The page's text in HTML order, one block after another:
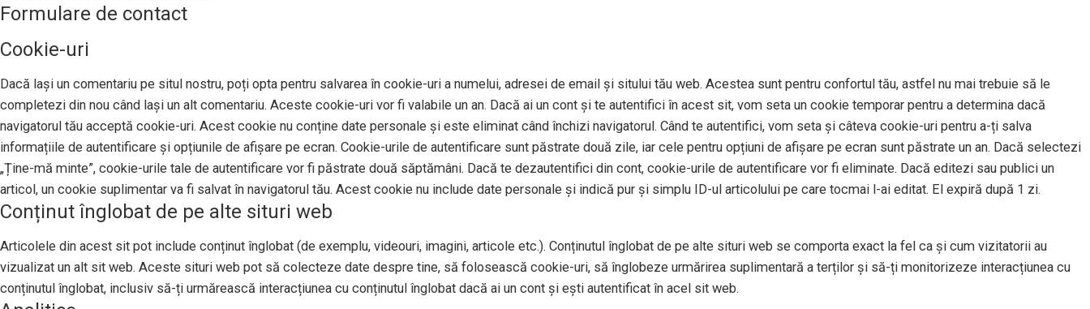
Formulare de contact
Cookie-uri
Dacă lași un comentariu pe situl nostru, poți opta pentru salvarea în cookie-uri a numelui, adresei de email și sitului tău web. Acestea sunt pentru confortul tău, astfel nu mai trebuie să le
completezi din nou când lași un alt comentariu. Aceste cookie-uri vor fi valabile un an. Dacă ai un cont și te autentifici în acest sit, vom seta un cookie temporar pentru a determina dacă
navigatorul tău acceptă cookie-uri. Acest cookie nu conține date personale și este eliminat când închizi navigatorul. Când te autentifici, vom seta și câteva cookie-uri pentru a-ți salva
informațiile de autentificare și opțiunile de afișare pe ecran. Cookie-urile de autentificare sunt păstrate două zile, iar cele pentru opțiuni de afișare pe ecran sunt păstrate un an. Dacă selectezi
„Ține-mă minte”, cookie-urile tale de autentificare vor fi păstrate două săptămâni. Dacă te dezautentifici din cont, cookie-urile de autentificare vor fi eliminate. Dacă editezi sau publici un
articol, un cookie suplimentar va fi salvat în navigatorul tău. Acest cookie nu include date personale și indică pur și simplu ID-ul articolului pe care tocmai l-ai editat. El expiră după 1 zi.
Conținut înglobat de pe alte situri web
Articolele din acest sit pot include conținut înglobat (de exemplu, videouri, imagini, articole etc.). Conținutul înglobat de pe alte situri web se comporta exact la fel ca și cum vizitatorii au
vizualizat un alt sit web. Aceste situri web pot să colecteze date despre tine, să folosească cookie-uri, să înglobeze urmărirea suplimentară a terților și să-ți monitorizeze interacțiunea cu
conținutul înglobat, inclusiv să-ți urmărească interacțiunea cu conținutul înglobat dacă ai un cont și ești autentificat în acel sit web.